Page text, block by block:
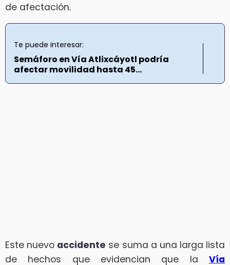
de afectación.
Te puede interesar:
Semáforo en Vía Atlixcáyotl podría
afectar movilidad hasta 45...
Este nuevo accidente se suma a una larga lista
de hechos que evidencian que la Vía